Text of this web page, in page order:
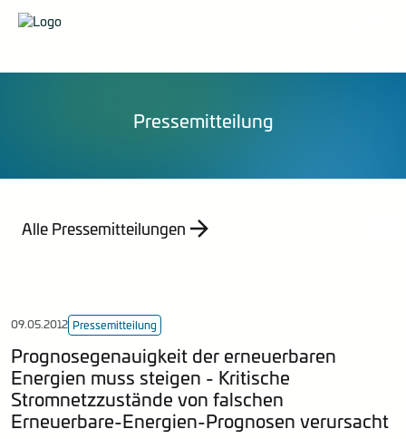
Mitteilungen
Empfehlung
Pressemitteilung
Alle Pressemitteilungen
09.05.2012 Pressemitteilung
Prognosegenauigkeit der erneuerbaren
Energien muss steigen - Kritische
Stromnetzzustände von falschen
Erneuerbare-Energien-Prognosen verursacht